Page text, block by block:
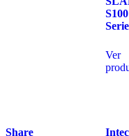
S100
Ver
Share Intec